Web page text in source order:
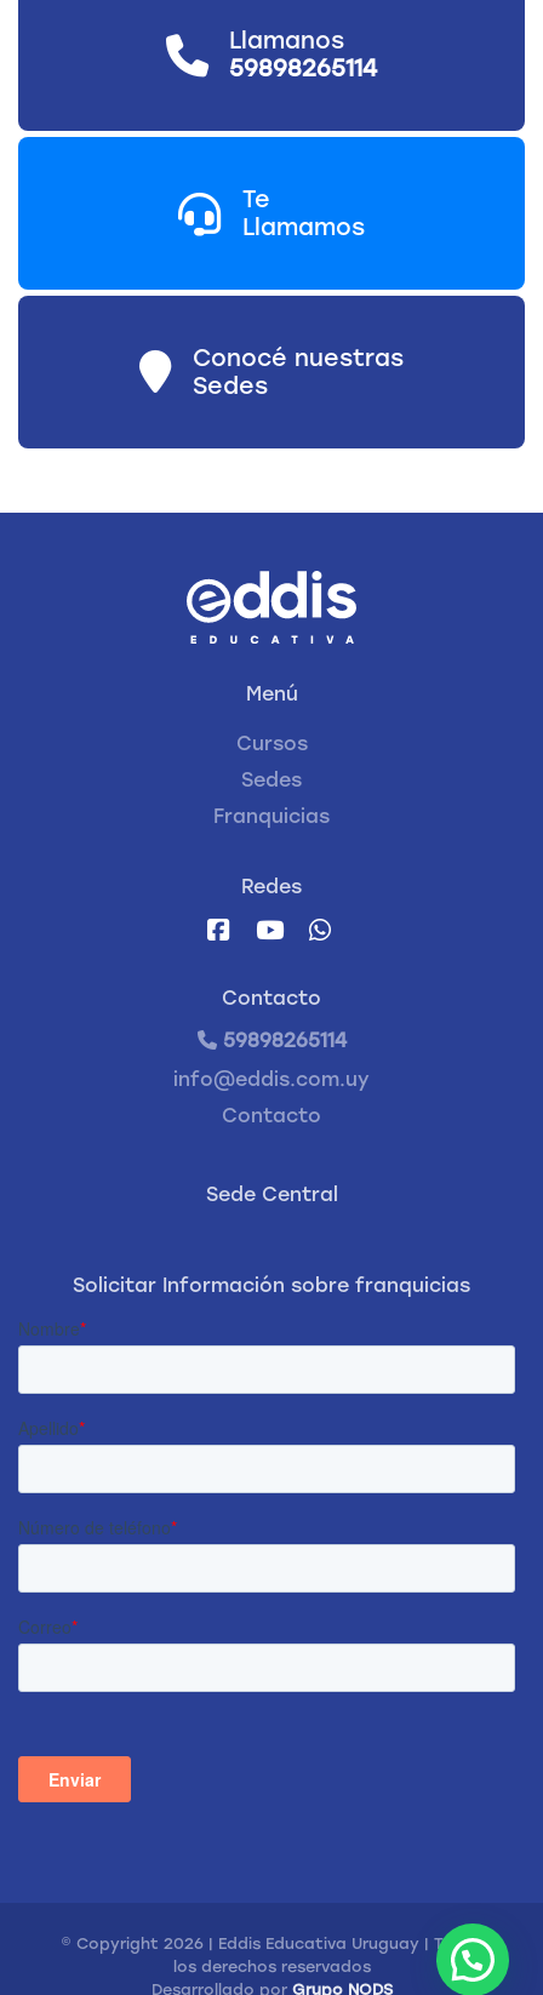
Llamanos
59898265114
Te
Llamamos
Conocé nuestras
Sedes
Menú
Cursos
Sedes
Franquicias
Redes
Contacto
59898265114
info@eddis.com.uy
Contacto
Sede Central
Solicitar Información sobre franquicias
© Copyright 2026 | Eddis Educativa Uruguay | Todos
los derechos reservados
Desarrollado por Grupo NODS